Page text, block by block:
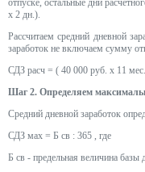
отпуске, остальные дни
х 2 дн.).
Рассчитаем средний дневной
заработок не включаем сумму
СДЗ расч = ( 40 000 руб. х 11
Шаг 2. Определяем
Средний дневной заработок
СДЗ мах = Б св : 365 , где
Б св - предельная величина базы